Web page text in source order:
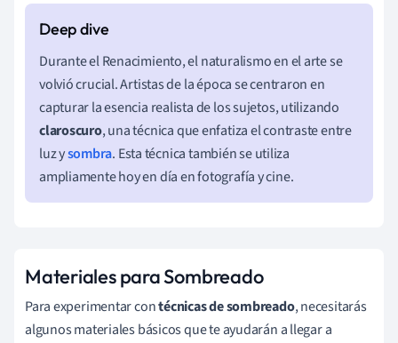
Durante el Renacimiento, el naturalismo en el arte se
volvió crucial. Artistas de la época se centraron en
capturar la esencia realista de los sujetos, utilizando
claroscuro, una técnica que enfatiza el contraste entre
luz ysombra. Esta técnica también se utiliza
ampliamente hoy en día en fotografía y cine.
Materiales para Sombreado
Para experimentar contécnicas de sombreado, necesitarás
algunos materiales básicos que te ayudarán a llegar a